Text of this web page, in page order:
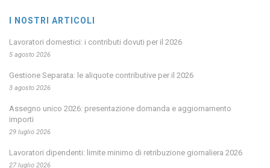
I NOSTRI ARTICOLI
Lavoratori domestici: i contributi dovuti per il 2026
5 agosto 2026
Gestione Separata: le aliquote contributive per il 2026
3 agosto 2026
Assegno unico 2026: presentazione domanda e aggiornamento
importi
29 luglio 2026
Lavoratori dipendenti: limite minimo di retribuzione giornaliera 2026
27 luglio 2026